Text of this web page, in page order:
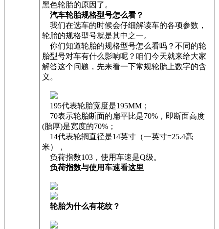
黑色轮胎的原因了。
汽车轮胎规格型号怎么看？
我们在选车的时候会仔细解读车的各项参数，
轮胎的规格型号就是其中之一。
你们知道轮胎的规格型号怎么看吗？不同的轮
胎型号对车有什么影响呢？咱们今天就来给大家
解答这个问题，先来看一下常规轮胎上数字的含
义。
195代表轮胎宽度是195MM；
70表示轮胎断面的扁平比是70%，即断面高度
(胎厚)是宽度的70%；
14代表轮辋直径是14英寸（一英寸=25.4毫
米），
负荷指数103，使用车速是Q级。
负荷指数与使用车速看这里
轮胎为什么有花纹？